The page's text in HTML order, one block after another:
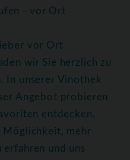
- vor Ort
vor Ort
wir Sie herzlich zu
In unserer Vinothek
Angebot probieren
entdecken.
Möglichkeit, mehr
erfahren und uns